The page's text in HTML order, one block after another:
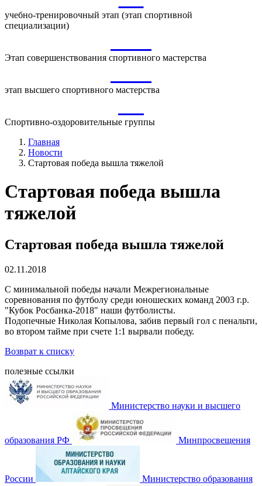
учебно-тренировочный этап (этап спортивной
специализации)
Этап совершенствования спортивного мастерства
этап высшего спортивного мастерства
Спортивно-оздоровительные группы
Главная
Новости
Стартовая победа вышла тяжелой
Стартовая победа вышла
тяжелой
Стартовая победа вышла тяжелой
02.11.2018
С минимальной победы начали Межрегиональные
соревнования по футболу среди юношеских команд 2003 г.р.
"Кубок Росбанка-2018" наши футболисты.
Подопечные Николая Копылова, забив первый гол с пенальти,
во втором тайме при счете 1:1 вырвали победу.
Возврат к списку
полезные ссылки
Министерство науки и высшего
образования РФ Минпросвещения
России Министерство образования